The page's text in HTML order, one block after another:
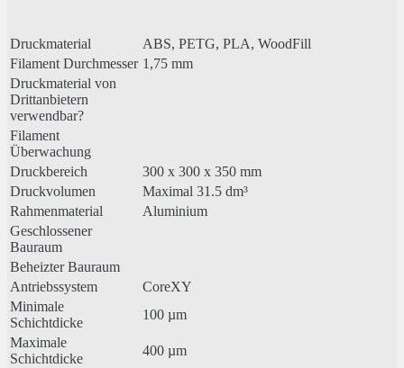
Druckmaterial
ABS, PETG, PLA, WoodFill
Filament Durchmesser 1,75 mm
Druckmaterial von
Drittanbietern
verwendbar?
Filament
Überwachung
Druckbereich
300 x 300 x 350 mm
Druckvolumen
Maximal 31.5 dm³
Rahmenmaterial
Aluminium
Geschlossener
Bauraum
Beheizter Bauraum
Antriebssystem
CoreXY
Minimale
Schichtdicke
100 µm
Maximale
Schichtdicke
400 µm